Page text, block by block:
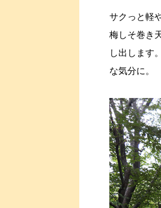
サクっと軽
梅しそ巻き
し出します
な気分に。